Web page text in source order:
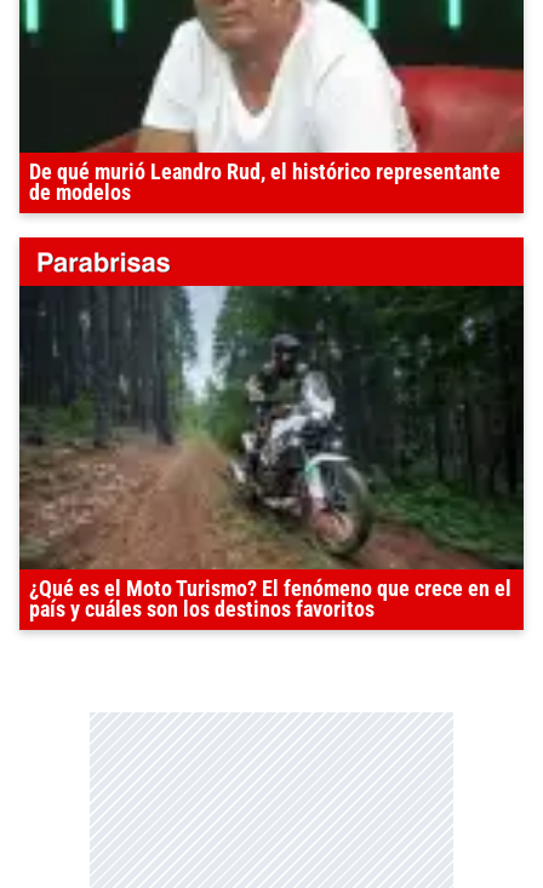
De qué murió Leandro Rud, el histórico representante
de modelos
¿Qué es el Moto Turismo? El fenómeno que crece en el
país y cuáles son los destinos favoritos